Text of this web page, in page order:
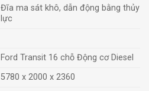
Đĩa ma sát khô, dẫn động bằng thủy
lực
Ford Transit 16 chỗ Động cơ Diesel
5780 x 2000 x 2360